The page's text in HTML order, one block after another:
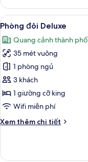
Phòng
cơ
bản
Xem
tất
cả
ảnh
Phòng
đôi
Deluxe
9
Phòng đôi Deluxe
Quang cảnh thành phố
35 mét vuông
1 phòng ngủ
3 khách
1 giường cỡ king
Wifi miễn phí
Xem thêm chi tiết
Chi
Phòng